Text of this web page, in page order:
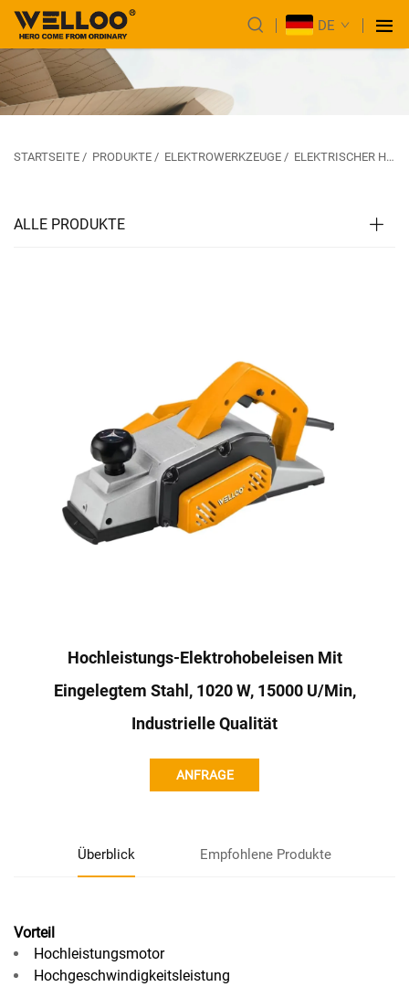
DE
STARTSEITE / PRODUKTE / ELEKTROWERKZEUGE / ELEKTRISCHER HOBEL UND FRÄSE
ALLE PRODUKTE
Hochleistungs-Elektrohobeleisen Mit
Eingelegtem Stahl, 1020 W, 15000 U/min,
Industrielle Qualität
ANFRAGE
Überblick Empfohlene Produkte
Vorteil
Hochleistungsmotor
Hochgeschwindigkeitsleistung